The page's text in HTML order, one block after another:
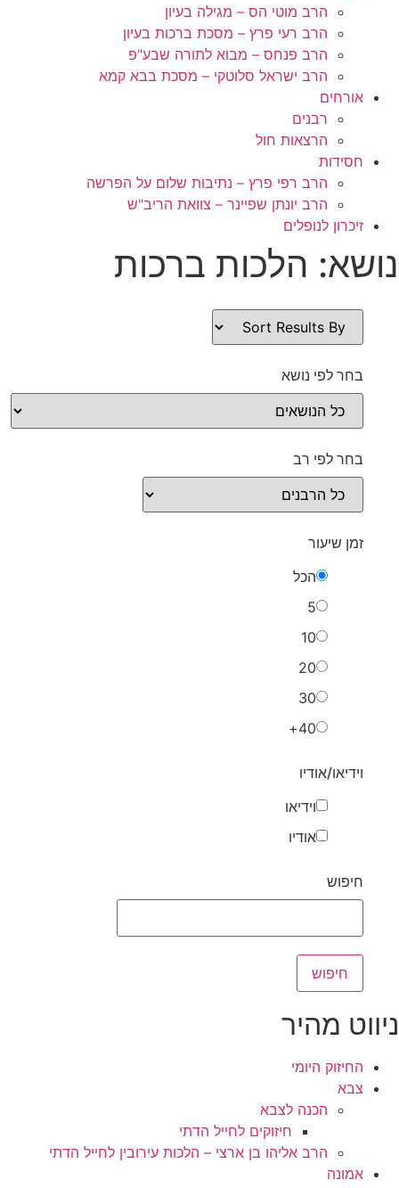
הרב מוטי הס – מגילה בעיון
הרב רעי פרץ – מסכת ברכות בעיון
הרב פנחס – מבוא לתורה שבע"פ
הרב ישראל סלוטקי – מסכת בבא קמא
אורחים
רבנים
הרצאות חול
חסידות
הרב רפי פרץ – נתיבות שלום על הפרשה
הרב יונתן שפיינר – צוואת הריב"ש
זיכרון לנופלים
נושא: הלכות ברכות
בחר לפי נושא
בחר לפי רב
זמן שיעור
הכל
5
10
20
30
40+
וידיאו/אודיו
וידיאו
אודיו
חיפוש
ניווט מהיר
החיזוק היומי
צבא
הכנה לצבא
חיזוקים לחייל הדתי
הרב אליהו בן ארצי – הלכות עירובין לחייל הדתי
אמונה